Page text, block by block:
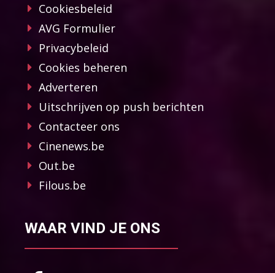
Cookiesbeleid
AVG Formulier
Privacybeleid
Cookies beheren
Adverteren
Uitschrijven op push berichten
Contacteer ons
Cinenews.be
Out.be
Filous.be
WAAR VIND JE ONS